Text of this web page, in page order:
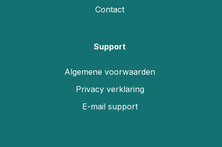
Contact
Support
Algemene voorwaarden
Privacy verklaring
E-mail support